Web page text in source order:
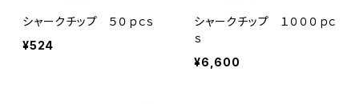
シャークチップ ５０ｐｃｓ
¥524
シャークチップ １０００ｐｃ
ｓ
¥6,600